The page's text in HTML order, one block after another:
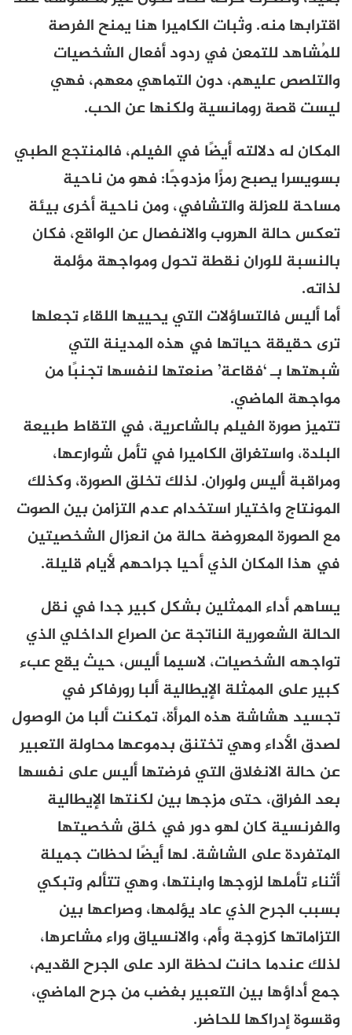
اقترابها منه. وثبات الكاميرا هنا يمنح الفرصة
للمُشاهد للتمعن في ردود أفعال الشخصيات
والتلصص عليهم، دون التماهي معهم، فهي
ليست قصة رومانسية ولكنها عن الحب.
المكان له دلالته أيضًا في الفيلم، فالمنتجع الطبي
بسويسرا يصبح رمزًا مزدوجًا: فهو من ناحية
مساحة للعزلة والتشافي، ومن ناحية أخرى بيئة
تعكس حالة الهروب والانفصال عن الواقع، فكان
بالنسبة للوران نقطة تحول ومواجهة مؤلمة
لذاته.
أما أليس فالتساؤلات التي يحييها اللقاء تجعلها
ترى حقيقة حياتها في هذه المدينة التي
شبهتها بـ ‘فقاعة’ صنعتها لنفسها تجنبًا من
مواجهة الماضي.
تتميز صورة الفيلم بالشاعرية، في التقاط طبيعة
البلدة، واستغراق الكاميرا في تأمل شوارعها،
ومراقبة أليس ولوران. لذلك تخلق الصورة، وكذلك
المونتاج واختيار استخدام عدم التزامن بين الصوت
مع الصورة المعروضة حالة من انعزال الشخصيتين
في هذا المكان الذي أحيا جراحهم لأيام قليلة.
يساهم أداء الممثلين بشكل كبير جدا في نقل
الحالة الشعورية الناتجة عن الصراع الداخلي الذي
تواجهه الشخصيات، لاسيما أليس، حيث يقع عبء
كبير على الممثلة الإيطالية ألبا رورفاكر في
تجسيد هشاشة هذه المرأة، تمكنت ألبا من الوصول
لصدق الأداء وهي تختنق بدموعها محاولة التعبير
عن حالة الانغلاق التي فرضتها أليس على نفسها
بعد الفراق، حتى مزجها بين لكنتها الإيطالية
والفرنسية كان لهو دور في خلق شخصيتها
المتفردة على الشاشة. لها أيضًا لحظات جميلة
أثناء تأملها لزوجها وابنتها، وهي تتألم وتبكي
بسبب الجرح الذي عاد يؤلمها، وصراعها بين
التزاماتها كزوجة وأم، والانسياق وراء مشاعرها،
لذلك عندما حانت لحظة الرد على الجرح القديم،
جمع أداؤها بين التعبير بغضب من جرح الماضي،
وقسوة إدراكها للحاضر.